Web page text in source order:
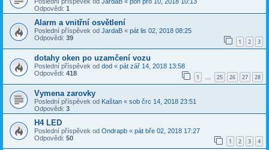
Poslední příspěvek od JardaB « pon pro 10, 2018 10:13
Odpovědi: 1
Alarm a vnitřní osvětlení
Poslední příspěvek od JardaB « pát lis 02, 2018 08:25
Odpovědi: 39 1 2 3
dotahy oken po uzamčení vozu
Poslední příspěvek od dod « pát zář 14, 2018 13:58
Odpovědi: 418 1 … 25 26 27 28
Vymena zarovky
Poslední příspěvek od Kaštan « sob črc 14, 2018 23:51
Odpovědi: 3
H4 LED
Poslední příspěvek od Ondrapb « pát bře 02, 2018 17:27
Odpovědi: 50 1 2 3 4